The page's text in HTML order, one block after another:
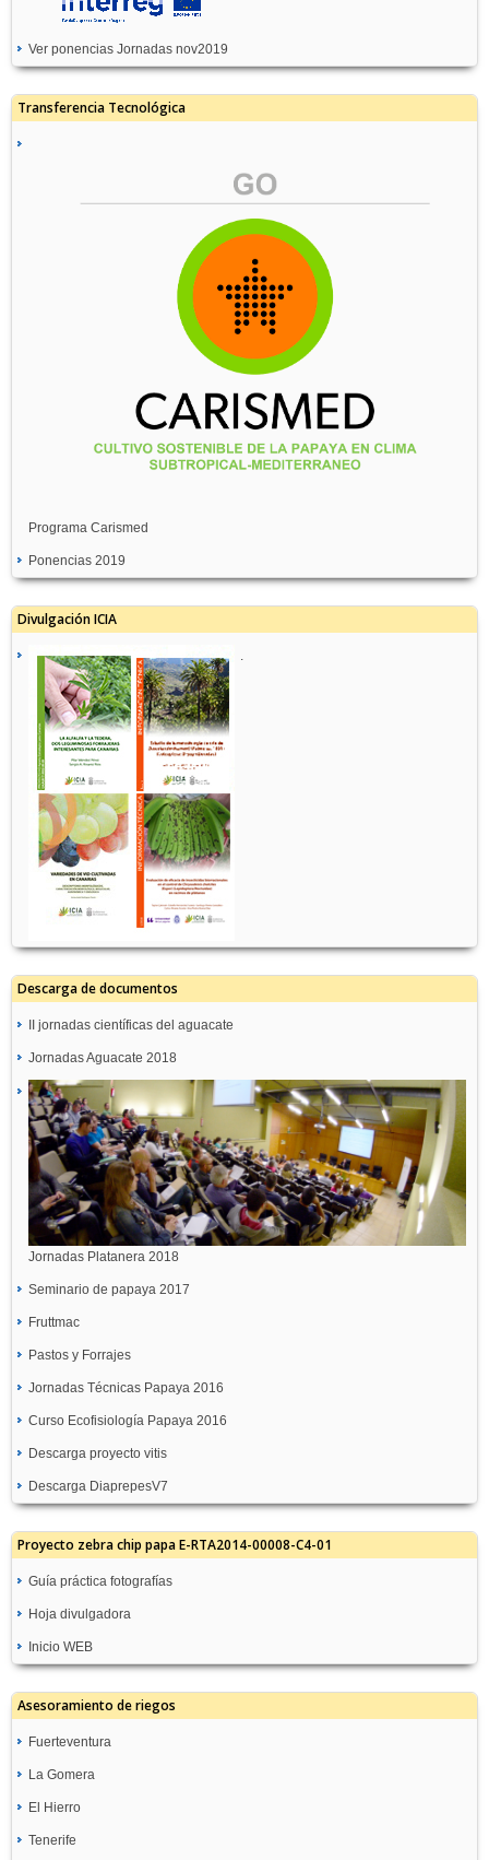
Ver ponencias Jornadas nov2019
Transferencia Tecnológica
Programa Carismed
Ponencias 2019
Divulgación ICIA
.
Descarga de documentos
II jornadas científicas del aguacate
Jornadas Aguacate 2018
Jornadas Platanera 2018
Seminario de papaya 2017
Fruttmac
Pastos y Forrajes
Jornadas Técnicas Papaya 2016
Curso Ecofisiología Papaya 2016
Descarga proyecto vitis
Descarga DiaprepesV7
Proyecto zebra chip papa E-RTA2014-00008-C4-01
Guía práctica fotografías
Hoja divulgadora
Inicio WEB
Asesoramiento de riegos
Fuerteventura
GC08-Molino de Angua
Recomendación de Riegos
La Gomera
TF05-San Sebastián
Recomendación de Riegos
El Hierro
TF08-Frontera
Tenerife